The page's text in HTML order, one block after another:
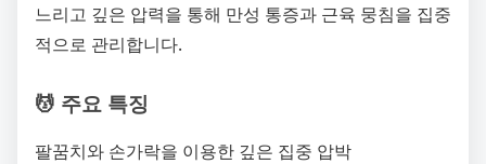
느리고 깊은 압력을 통해 만성 통증과 근육 뭉침을 집중
적으로 관리합니다.
💆 주요 특징
팔꿈치와 손가락을 이용한 깊은 집중 압박